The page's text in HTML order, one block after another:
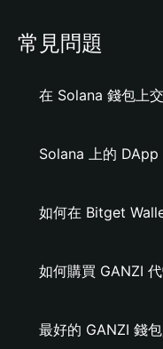
常見問題
在 Solana 錢包上
Solana 上的 DApp
如何在 Bitget
如何購買 GANZI 代
最好的 GANZI 錢